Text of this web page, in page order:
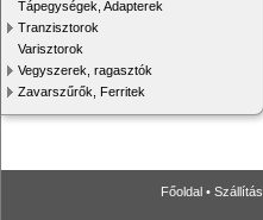
Tápegységek, Adapterek
Tranzisztorok
Varisztorok
Vegyszerek, ragasztók
Zavarszűrők, Ferritek
Főoldal • Szállítás